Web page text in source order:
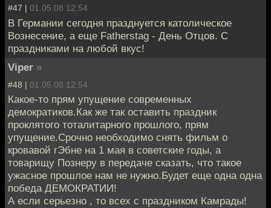
#47 | 01.05.08 12:54
В Германии сегодня празднуется католическое
Вознесение, а еще Fatherstag - День Отцов. С
праздниками на любой вкус!
Viper »
#48 | 01.05.08 12:54
Какое-то прям упущение современных
демократиков.Как же так оставить праздник
проклятого тоталитарного прошлого, прям
упущение.Срочно необходимо снять фильм о
кровавой гЭбне на 1 мая в советские годы, а
товарищу Познеру в передаче сказать, что такое
ужасное прошлое нам не нужно.Будет еще одна одна
победа ДЕМОКРАТИИ!
А если серьезно , то всех с праздником Камрады!